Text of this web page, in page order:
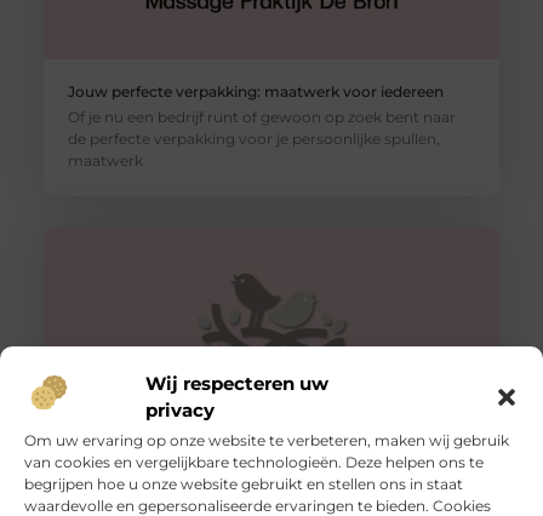
Wij respecteren uw
privacy
Om uw ervaring op onze website te verbeteren, maken wij gebruik
van cookies en vergelijkbare technologieën. Deze helpen ons te
begrijpen hoe u onze website gebruikt en stellen ons in staat
waardevolle en gepersonaliseerde ervaringen te bieden. Cookies
Jouw perfecte verpakking: maatwerk voor iedereen
Of je nu een bedrijf runt of gewoon op zoek bent naar
de perfecte verpakking voor je persoonlijke spullen,
maatwerk
Veilig vervoeren: waarom aanhangernetten onmisbaar
zijn